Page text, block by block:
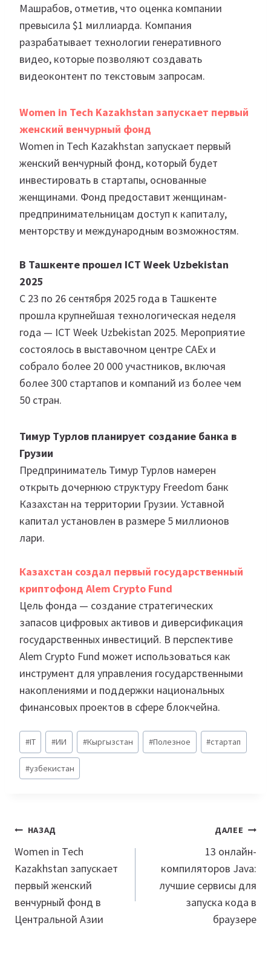
Машрабов, отметив, что оценка компании
превысила $1 миллиарда. Компания
разрабатывает технологии генеративного
видео, которые позволяют создавать
видеоконтент по текстовым запросам.
Women in Tech Kazakhstan запускает первый
женский венчурный фонд
Women in Tech Kazakhstan запускает первый
женский венчурный фонд, который будет
инвестировать в стартапы, основанные
женщинами. Фонд предоставит женщинам-
предпринимательницам доступ к капиталу,
менторству и международным возможностям.
В Ташкенте прошел ICT Week Uzbekistan
2025
С 23 по 26 сентября 2025 года в Ташкенте
прошла крупнейшая технологическая неделя
года — ICT Week Uzbekistan 2025. Мероприятие
состоялось в выставочном центре CAEx и
собрало более 20 000 участников, включая
более 300 стартапов и компаний из более чем
50 стран.
Тимур Турлов планирует создание банка в
Грузии
Предприниматель Тимур Турлов намерен
открыть дочернюю структуру Freedom банк
Казахстан на территории Грузии. Уставной
капитал установлен в размере 5 миллионов
лари.
Казахстан создал первый государственный
криптофонд Alem Crypto Fund
Цель фонда — создание стратегических
запасов цифровых активов и диверсификация
государственных инвестиций. В перспективе
Alem Crypto Fund может использоваться как
инструмент для управления государственными
накоплениями и поддержки национальных
финансовых проектов в сфере блокчейна.
Метки
записи:
#IT #ИИ #Кыргызстан #Полезное #стартап
#узбекистан
Навигация
по
записям
НАЗАД
Women in Tech
Kazakhstan запускает
первый женский
венчурный фонд в
Центральной Азии
ДАЛЕЕ
13 онлайн-
компиляторов Java:
лучшие сервисы для
запуска кода в
браузере